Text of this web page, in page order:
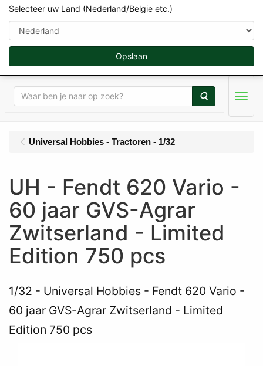
Zoeken Menu
Universal Hobbies - Tractoren - 1/32
UH - Fendt 620 Vario -
60 jaar GVS-Agrar
Zwitserland - Limited
Edition 750 pcs
1/32
Universal Hobbies - Fendt 620 Vario -
60 jaar GVS-Agrar Zwitserland - Limited
Edition 750 pcs
Selecteer uw Land (Nederland/Belgie etc.)
Opslaan